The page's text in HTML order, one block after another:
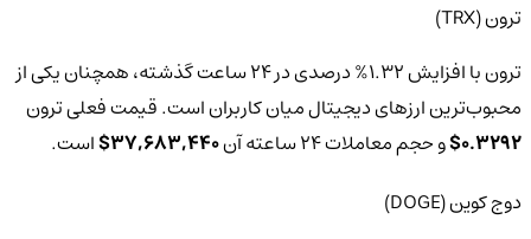
ترون (TRX)
ترون با افزایش 1.32% درصدی در 24 ساعت گذشته، همچنان یکی از
محبوب‌ترین ارزهای دیجیتال میان کاربران است. قیمت فعلی ترون
0.3292$ و حجم معاملات 24 ساعته آن 37,683,440$ است.
دوج کوین (DOGE)